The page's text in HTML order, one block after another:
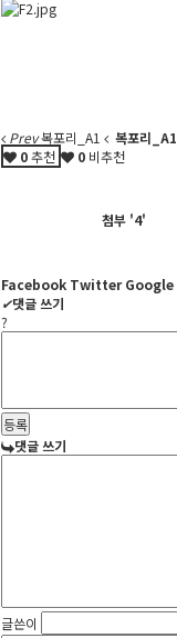
Prev복포리_A1 복포리_A1
0추천 0 비추천
첨부 '4'
Facebook Twitter Google
✔댓글 쓰기
?
댓글 쓰기
글쓴이